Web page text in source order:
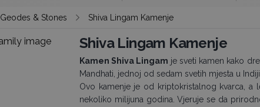
& Stones Shiva Lingam Kamenje
Shiva Lingam Kamenje
Kamen Shiva Lingam je sveti kamen kako
Mandhati, jednoj od sedam svetih mjesta u Indiji.
Ovo kamenje je od kriptokristalnog kvarca,
nekoliko milijuna godina. Vjeruje se da